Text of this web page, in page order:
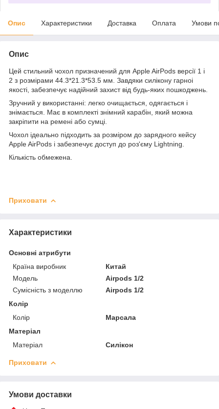
Опис Характеристики Доставка Оплата Умови
Опис
Цей стильний чохол призначений для Apple AirPods версії 1 і
2 з розмірами 44.3*21.3*53.5 мм. Завдяки силікону гарноі
якості, забезпечує надійний захист від будь-яких пошкоджень.
Зручний у використанні: легко очищається, одягається і
знімається. Має в комплекті знімний карабін, який можна
закріпити на ремені або сумці.
Чохол ідеально підходить за розміром до зарядного кейсу
Apple AirPods і забезпечує доступ до роз'єму Lightning.
Кількість обмежена.
Приховати
Характеристики
Основні атрибути
Країна виробник
Китай
Модель
Airpods 1/2
Сумісність з моделлю
Airpods 1/2
Колір
Колір
Марсала
Матеріал
Матеріал
Силікон
Приховати
Умови доставки